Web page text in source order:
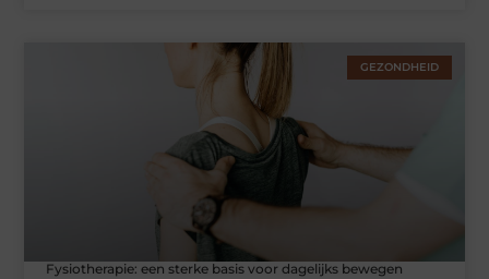
GEZONDHEID
Fysiotherapie: een sterke basis voor dagelijks bewegen